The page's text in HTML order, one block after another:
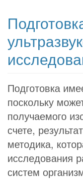
Подготовка
поскольку
получаемого
счете,
методика,
исследования
систем